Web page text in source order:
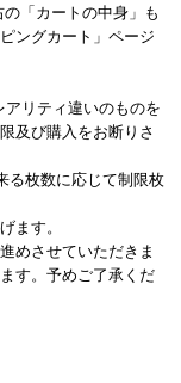
「カートの中身」も
ングカート」ページ
リティ違いのものを
及び購入をお断りさ
枚数に応じて制限枚
ます。
めさせていただきま
す。予めご了承くだ